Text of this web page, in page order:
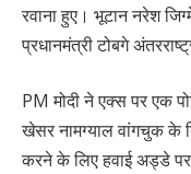
रवाना हुए। भूटान नरेश
प्रधानमंत्री टोबगे
PM मोदी ने एक्स पर एक
खेसर नामग्याल वांगचुक के
करने के लिए हवाई अड्डे